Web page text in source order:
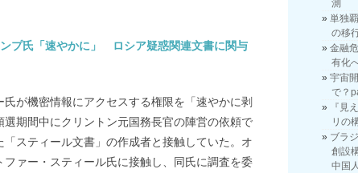
プ氏「速やかに」 ロシア疑惑関連文書に関与
が機密情報にアクセスする権限を「速やかに剥
期間中にクリントン元国務長官の陣営の依頼で
スティール文書」の作成者と接触していた。オ
ァー・スティール氏に接触し、同氏に調査を委
測
単独
の移
金融
有化
宇宙
で？
『見
リの
ブラ
創設
中国